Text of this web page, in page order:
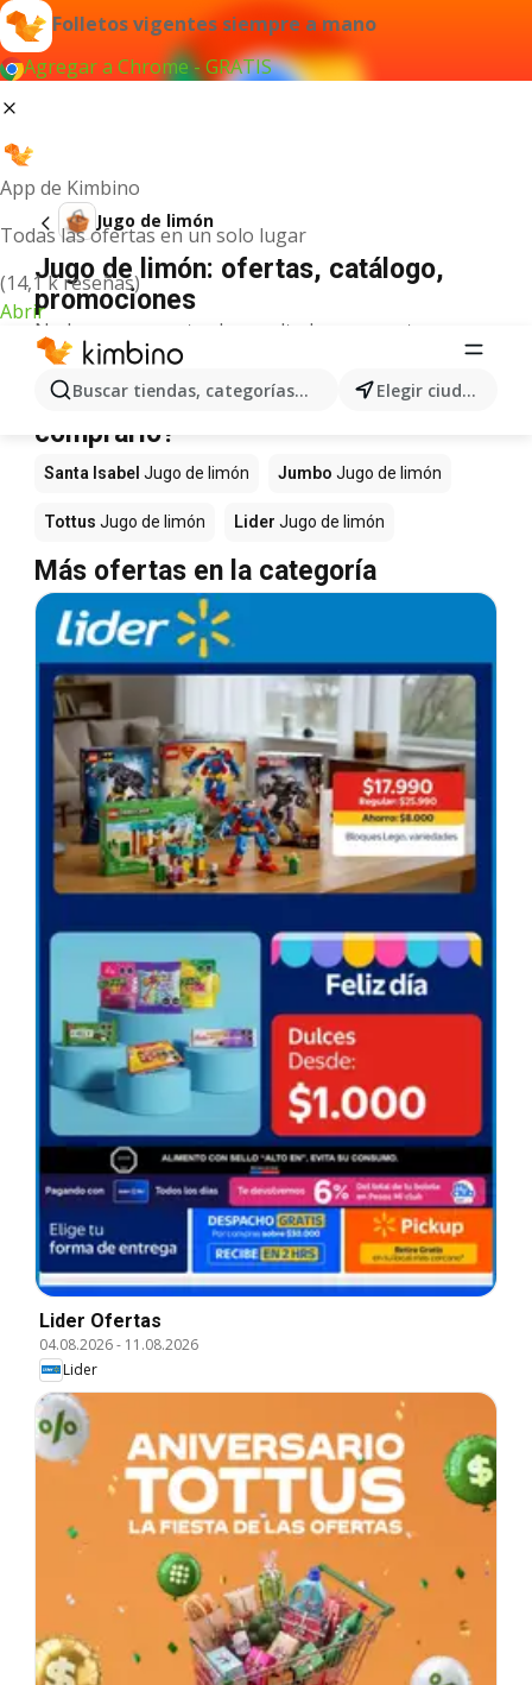
Folletos vigentes siempre a mano
Agregar a Chrome - GRATIS
App de Kimbino
Todas las ofertas en un solo lugar
(14,1 k reseñas)
Abrir
Buscar tiendas, categorías, productos... Elegir ciudad
Jugo de limón
Jugo de limón: ofertas, catálogo,
promociones
No hemos encontrado resultados para este
término.
Jugo de limón en oferta - ¿Dónde
comprarlo?
Santa Isabel Jugo de limón Jumbo Jugo de limón
Tottus Jugo de limón Lider Jugo de limón
Más ofertas en la categoría
Lider Ofertas
04.08.2026- 11.08.2026
Lider